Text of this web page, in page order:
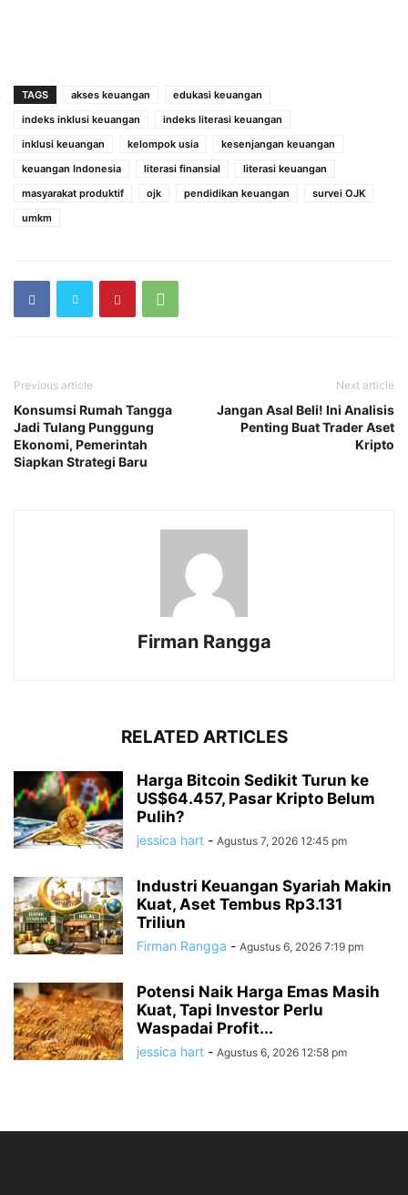
TAGS akses keuangan
edukasi keuangan
indeks inklusi keuangan
indeks literasi keuangan
inklusi keuangan
kelompok usia
kesenjangan keuangan
keuangan Indonesia
literasi finansial
literasi keuangan
masyarakat produktif
ojk pendidikan keuangan
survei OJK
umkm
Previous article
Konsumsi Rumah Tangga
Jadi Tulang Punggung
Ekonomi, Pemerintah
Siapkan Strategi Baru
Next article
Jangan Asal Beli! Ini Analisis
Penting Buat Trader Aset
Kripto
Firman Rangga
RELATED ARTICLES
Harga Bitcoin Sedikit Turun ke
US$64.457, Pasar Kripto Belum
Pulih?
jessica hart - Agustus 7, 2026 12:45 pm
Industri Keuangan Syariah Makin
Kuat, Aset Tembus Rp3.131
Triliun
Firman Rangga - Agustus 6, 2026 7:19 pm
Potensi Naik Harga Emas Masih
Kuat, Tapi Investor Perlu
Waspadai Profit...
jessica hart - Agustus 6, 2026 12:58 pm